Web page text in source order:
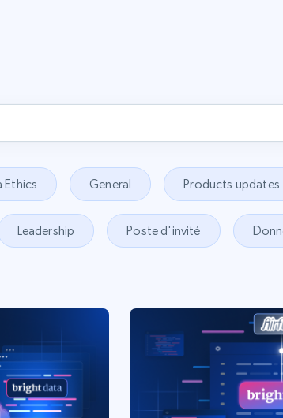
Ethics General Products updates
Leadership Poste d'invité